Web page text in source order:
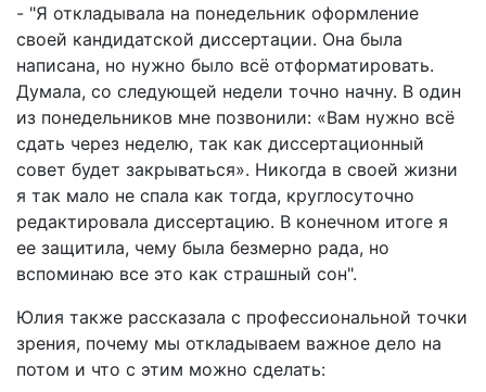
- "Я откладывала на понедельник оформление
своей кандидатской диссертации. Она была
написана, но нужно было всё отформатировать.
Думала, со следующей недели точно начну. В один
из понедельников мне позвонили: «Вам нужно всё
сдать через неделю, так как диссертационный
совет будет закрываться». Никогда в своей жизни
я так мало не спала как тогда, круглосуточно
редактировала диссертацию. В конечном итоге я
ее защитила, чему была безмерно рада, но
вспоминаю все это как страшный сон".
Юлия также рассказала с профессиональной точки
зрения, почему мы откладываем важное дело на
потом и что с этим можно сделать: